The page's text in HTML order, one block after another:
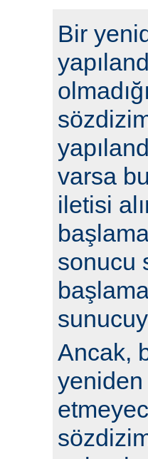
Bir
varsa
iletisi
sonucu
Ancak,
yeniden